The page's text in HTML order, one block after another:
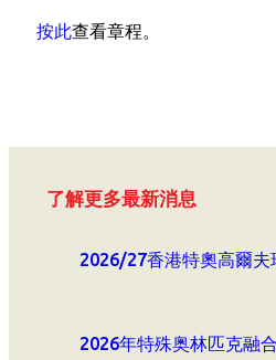
按此查看章程。
了解更多最新消息
2026/27香港特奧高爾夫
2026年特殊奥林匹克融